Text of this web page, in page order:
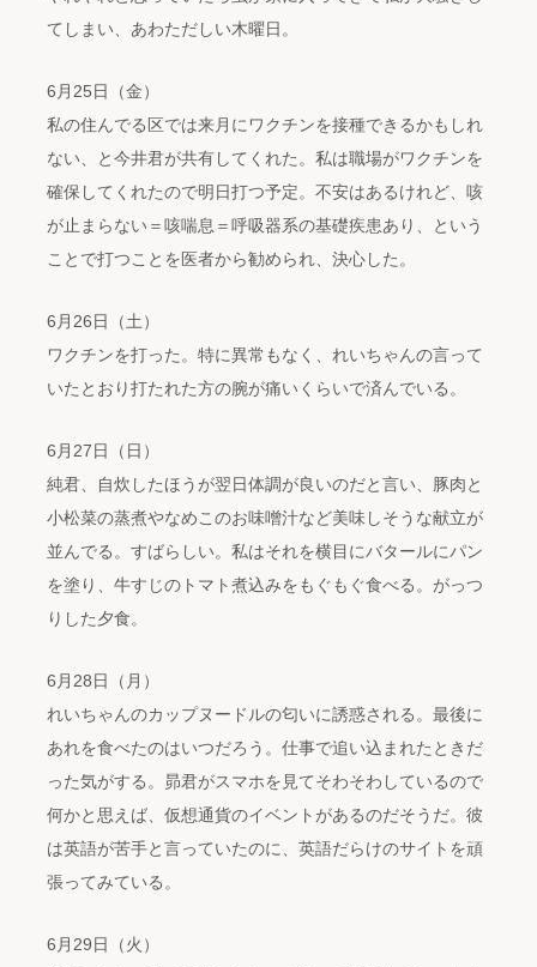
てしまい、あわただしい木曜日。
6月25日（金）
私の住んでる区では来月にワクチンを接種できるかもしれ
ない、と今井君が共有してくれた。私は職場がワクチンを
確保してくれたので明日打つ予定。不安はあるけれど、咳
が止まらない＝咳喘息＝呼吸器系の基礎疾患あり、という
ことで打つことを医者から勧められ、決心した。
6月26日（土）
ワクチンを打った。特に異常もなく、れいちゃんの言って
いたとおり打たれた方の腕が痛いくらいで済んでいる。
6月27日（日）
純君、自炊したほうが翌日体調が良いのだと言い、豚肉と
小松菜の蒸煮やなめこのお味噌汁など美味しそうな献立が
並んでる。すばらしい。私はそれを横目にバタールにパン
を塗り、牛すじのトマト煮込みをもぐもぐ食べる。がっつ
りした夕食。
6月28日（月）
れいちゃんのカップヌードルの匂いに誘惑される。最後に
あれを食べたのはいつだろう。仕事で追い込まれたときだ
った気がする。昴君がスマホを見てそわそわしているので
何かと思えば、仮想通貨のイベントがあるのだそうだ。彼
は英語が苦手と言っていたのに、英語だらけのサイトを頑
張ってみている。
6月29日（火）